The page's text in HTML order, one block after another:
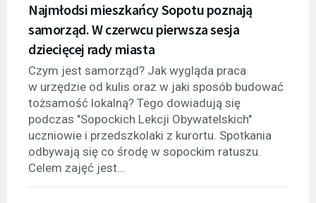
Najmłodsi mieszkańcy Sopotu poznają
samorząd. W czerwcu pierwsza sesja
dziecięcej rady miasta
Czym jest samorząd? Jak wygląda praca
w urzędzie od kulis oraz w jaki sposób budować
tożsamość lokalną? Tego dowiadują się
podczas "Sopockich Lekcji Obywatelskich"
uczniowie i przedszkolaki z kurortu. Spotkania
odbywają się co środę w sopockim ratuszu.
Celem zajęć jest...